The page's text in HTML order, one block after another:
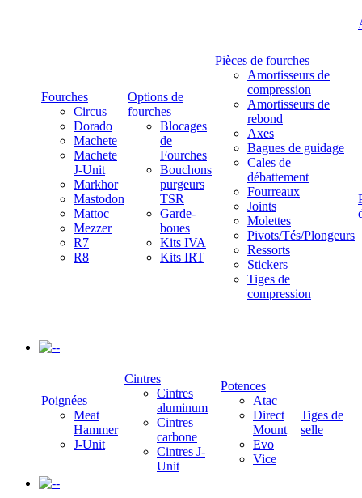
Fourches
Circus
Dorado
Machete
Machete
J-Unit
Markhor
Mastodon
Mattoc
Mezzer
R7
R8
Options de
fourches
Blocages
de
Fourches
Bouchons
purgeurs
TSR
Garde-
boues
Kits IVA
Kits IRT
Pièces de fourches
Amortisseurs de
compression
Amortisseurs de
rebond
Axes
Bagues de guidage
Cales de
débattement
Fourreaux
Joints
Molettes
Pivots/Tés/Plongeurs
Ressorts
Stickers
Tiges de
compression
-
Poignées
Meat
Hammer
J-Unit
Cintres
Cintres
aluminum
Cintres
carbone
Cintres J-
Unit
Potences
Atac
Direct
Mount
Evo
Vice
Tiges de
selle
-